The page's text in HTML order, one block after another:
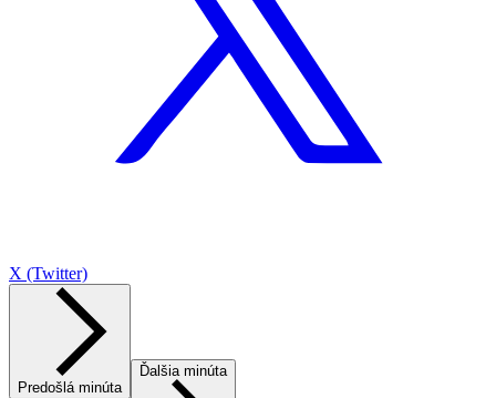
X (Twitter)
Predošlá minúta
Ďalšia minúta